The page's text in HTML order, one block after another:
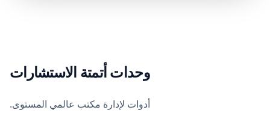
وحدات أتمتة الاستشارات
أدوات لإدارة مكتب عالمي المستوى.